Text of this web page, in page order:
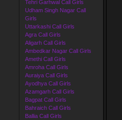
Tehri Garhwal Call Girls
Udham Singh Nagar Call
Girls
Uttarkashi Call Girls
Agra Call Girls
Aligarh Call Girls
Ambedkar Nagar Call Girls
Amethi Call Girls
Amroha Call Girls
Auraiya Call Girls
Ayodhya Call Girls
Azamgarh Call Girls
Bagpat Call Girls
Bahraich Call Girls
Ballia Call Girls